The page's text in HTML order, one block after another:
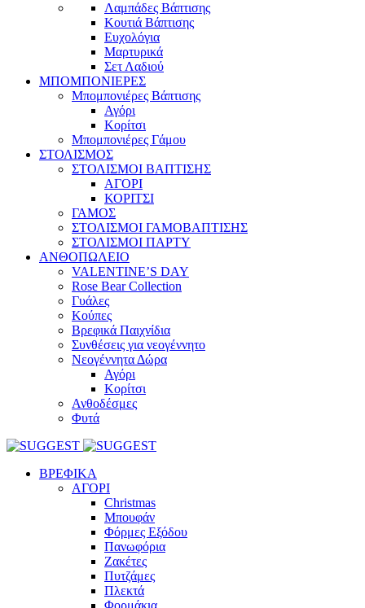
Λαμπάδες Βάπτισης
Κουτιά Βάπτισης
Ευχολόγια
Μαρτυρικά
Σετ Λαδιού
ΜΠΟΜΠΟΝΙΕΡΕΣ
Μπομπονιέρες Βάπτισης
Αγόρι
Κορίτσι
Μπομπονιέρες Γάμου
ΣΤΟΛΙΣΜΟΣ
ΣΤΟΛΙΣΜΟΙ ΒΑΠΤΙΣΗΣ
ΑΓΟΡΙ
ΚΟΡΙΤΣΙ
ΓΑΜΟΣ
ΣΤΟΛΙΣΜΟΙ ΓΑΜΟΒΑΠΤΙΣΗΣ
ΣΤΟΛΙΣΜΟΙ ΠΑΡΤΥ
ΑΝΘΟΠΩΛΕΙΟ
VALENTINE’S DAY
Rose Bear Collection
Γυάλες
Κούπες
Βρεφικά Παιχνίδια
Συνθέσεις για νεογέννητο
Νεογέννητα Δώρα
Αγόρι
Κορίτσι
Ανθοδέσμες
Φυτά
ΒΡΕΦΙΚΑ
ΑΓΟΡΙ
Christmas
Μπουφάν
Φόρμες Εξόδου
Πανωφόρια
Ζακέτες
Πυτζάμες
Πλεκτά
Φορμάκια